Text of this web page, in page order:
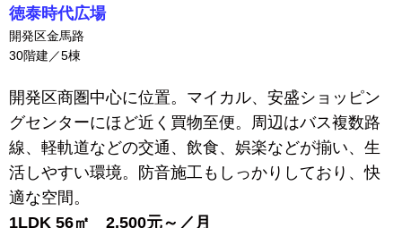
徳泰時代広場
開発区金馬路
30階建／5棟
開発区商圏中心に位置。マイカル、安盛ショッピン
グセンターにほど近く買物至便。周辺はバス複数路
線、軽軌道などの交通、飲食、娯楽などが揃い、生
活しやすい環境。防音施工もしっかりしており、快
適な空間。
1LDK 56㎡ 2,500元～／月